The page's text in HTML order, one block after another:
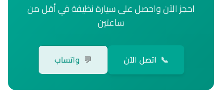
احجز الآن واحصل على سيارة نظيفة في أقل من
ساعتين
📞 اتصل الآن 💬 واتساب